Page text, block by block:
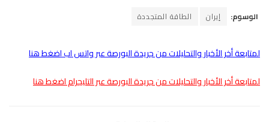
الوسوم: إيران الطاقة المتجددة
لمتابعة أخر الأخبار والتحليلات من جريدة البورصة عبر واتس اب اضغط هنا
لمتابعة أخر الأخبار والتحليلات من جريدة البورصة عبر التليجرام اضغط هنا